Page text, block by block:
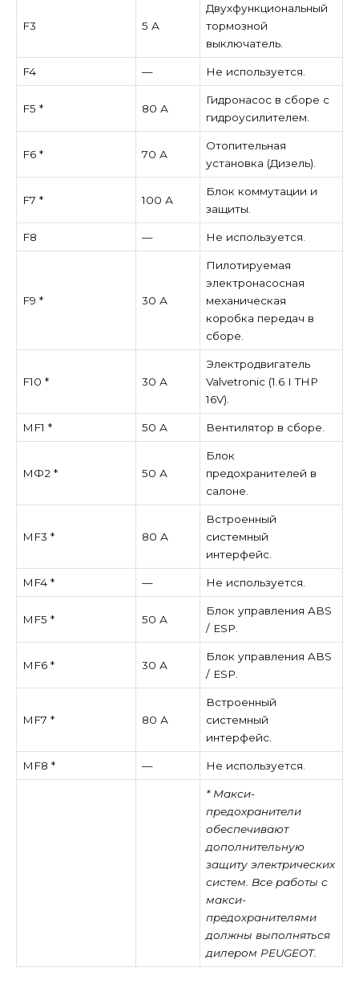
F3 5 А
Двухфункциональный
тормозной
выключатель.
F4 — Не используется.
F5 * 80 А
Гидронасос в сборе с
гидроусилителем.
F6 * 70 А
Отопительная
установка (Дизель).
F7 * 100 А
Блок коммутации и
защиты.
F8 — Не используется.
F9 * 30 А
Пилотируемая
электронасосная
механическая
коробка передач в
сборе.
F10 * 30 А
Электродвигатель
Valvetronic (1.6 I THP
16V).
MF1 * 50 А Вентилятор в сборе.
МФ2 * 50 А
Блок
предохранителей в
салоне.
MF3 * 80 А
Встроенный
системный
интерфейс.
MF4 * — Не используется.
MF5 * 50 А
Блок управления ABS
/ ESP.
MF6 * 30 А
Блок управления ABS
/ ESP.
MF7 * 80 А
Встроенный
системный
интерфейс.
MF8 * — Не используется.
* Макси-
предохранители
обеспечивают
дополнительную
защиту электрических
систем. Все работы с
макси-
предохранителями
должны выполняться
дилером PEUGEOT.